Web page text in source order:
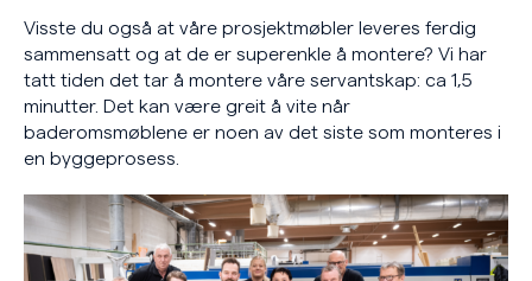
Visste du også at våre prosjektmøbler leveres ferdig
sammensatt og at de er superenkle å montere? Vi har
tatt tiden det tar å montere våre servantskap: ca 1,5
minutter. Det kan være greit å vite når
baderomsmøblene er noen av det siste som monteres i
en byggeprosess.